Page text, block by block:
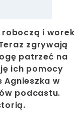
i worek
zgrywają
patrzeć na
ich pomocy
w
podcastu.